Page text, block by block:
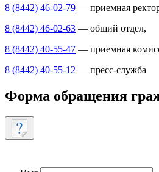
8 (8442) 46-02-79 — приемная
8 (8442) 46-02-63 — общий отдел,
8 (8442) 40-55-47 — приемная
8 (8442) 40-55-12 — пресс-служба
Форма обращения